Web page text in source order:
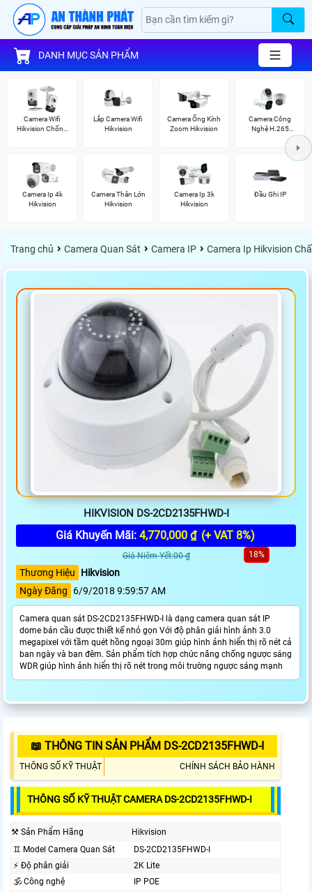
DANH MỤC SẢN PHẨM
Camera Wifi
Hikvision Chống
Lắp Camera Wifi
Hikvision
Camera Ống Kính
Zoom Hikvision
Camera Công
Nghệ H.265
Camera Ip 4k
Hikvision
Camera Thân Lớn
Hikvision
Camera Ip 3k
Hikvision
Đầu Ghi IP
Trang chủ › Camera Quan Sát › Camera IP › Camera Ip Hikvision
HIKVISION DS-2CD2135FHWD-I
Giá Khuyến Mãi: 4,770,000 ₫ (+ VAT 8%)
Giá Niêm Yết:00 ₫ 18%
Thương Hiệu
Hikvision
Ngày Đăng
6/9/2018 9:59:57 AM
Camera quan sát DS-2CD2135FHWD-I là dạng camera quan sát IP
dome bán cầu được thiết kế nhỏ gọn Với độ phân giải hình ảnh 3.0
megapixel với tầm quét hồng ngoại 30m giúp hình ảnh hiển thị rõ nét cả
ban ngày và ban đêm. Sản phẩm tích hợp chức năng chống ngược sáng
WDR giúp hình ảnh hiển thị rõ nét trong môi trường ngược sáng mạnh
📖 THÔNG TIN SẢN PHẨM DS-2CD2135FHWD-I
THÔNG SỐ KỸ THUẬT CHÍNH SÁCH BẢO HÀNH
THÔNG SỐ KỸ THUẬT CAMERA DS-2CD2135FHWD-I
⚒ Sản Phẩm Hãng
Hikvision
♊ Model Camera Quan Sát
DS-2CD2135FHWD-I
️⚡ Độ phân giải
2K Lite
🕉️ Công nghệ
IP POE